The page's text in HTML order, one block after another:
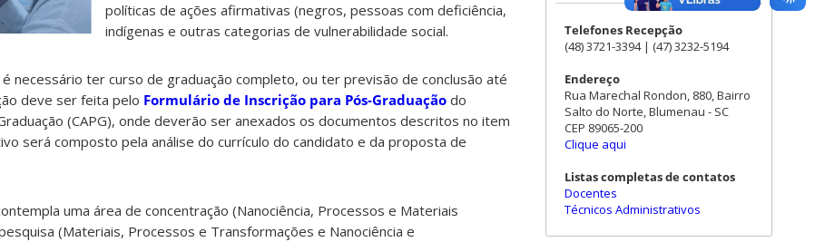
políticas de ações afirmativas (negros, pessoas com deficiência,
indígenas e outras categorias de vulnerabilidade social.
necessário ter curso de graduação completo, ou ter previsão de conclusão até
deve ser feita pelo Formulário de Inscrição para Pós-Graduação do
(CAPG), onde deverão ser anexados os documentos descritos no item
será composto pela análise do currículo do candidato e da proposta de
uma área de concentração (Nanociência, Processos e Materiais
(Materiais, Processos e Transformações e Nanociência e
Telefones Recepção
(48) 3721-3394 | (47) 3232-5194
Endereço
Rua Marechal Rondon, 880, Bairro
Salto do Norte, Blumenau - SC
CEP 89065-200
Clique aqui
Listas completas de contatos
Docentes
Técnicos Administrativos